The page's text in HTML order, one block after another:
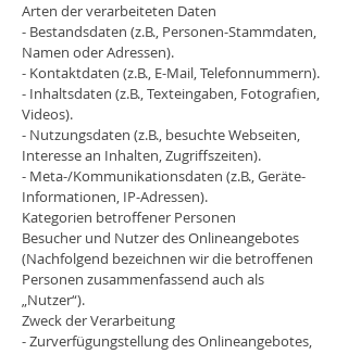
Arten der verarbeiteten Daten
- Bestandsdaten (z.B., Personen-Stammdaten,
Namen oder Adressen).
- Kontaktdaten (z.B., E-Mail, Telefonnummern).
- Inhaltsdaten (z.B., Texteingaben, Fotografien,
Videos).
- Nutzungsdaten (z.B., besuchte Webseiten,
Interesse an Inhalten, Zugriffszeiten).
- Meta-/Kommunikationsdaten (z.B., Geräte-
Informationen, IP-Adressen).
Kategorien betroffener Personen
Besucher und Nutzer des Onlineangebotes
(Nachfolgend bezeichnen wir die betroffenen
Personen zusammenfassend auch als
„Nutzer“).
Zweck der Verarbeitung
- Zurverfügungstellung des Onlineangebotes,